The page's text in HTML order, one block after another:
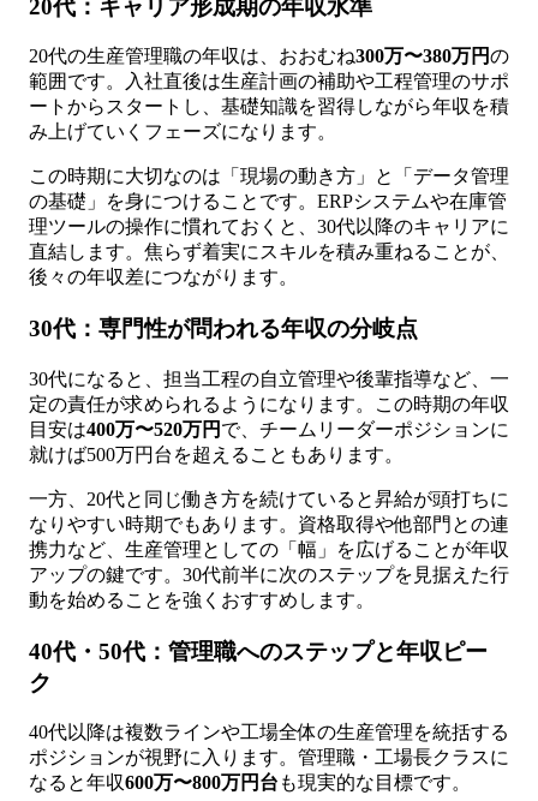
20代：キャリア形成期の年収水準
20代の生産管理職の年収は、おおむね300万〜380万円の
範囲です。入社直後は生産計画の補助や工程管理のサポ
ートからスタートし、基礎知識を習得しながら年収を積
み上げていくフェーズになります。
この時期に大切なのは「現場の動き方」と「データ管理
の基礎」を身につけることです。ERPシステムや在庫管
理ツールの操作に慣れておくと、30代以降のキャリアに
直結します。焦らず着実にスキルを積み重ねることが、
後々の年収差につながります。
30代：専門性が問われる年収の分岐点
30代になると、担当工程の自立管理や後輩指導など、一
定の責任が求められるようになります。この時期の年収
目安は400万〜520万円 で、チームリーダーポジションに
就けば500万円台を超えることもあります。
一方、20代と同じ働き方を続けていると昇給が頭打ちに
なりやすい時期でもあります。資格取得や他部門との連
携力など、生産管理としての「幅」を広げることが年収
アップの鍵です。30代前半に次のステップを見据えた行
動を始めることを強くおすすめします。
40代・50代：管理職へのステップと年収ピー
ク
40代以降は複数ラインや工場全体の生産管理を統括する
ポジションが視野に入ります。管理職・工場長クラスに
なると年収600万〜800万円台 も現実的な目標です。